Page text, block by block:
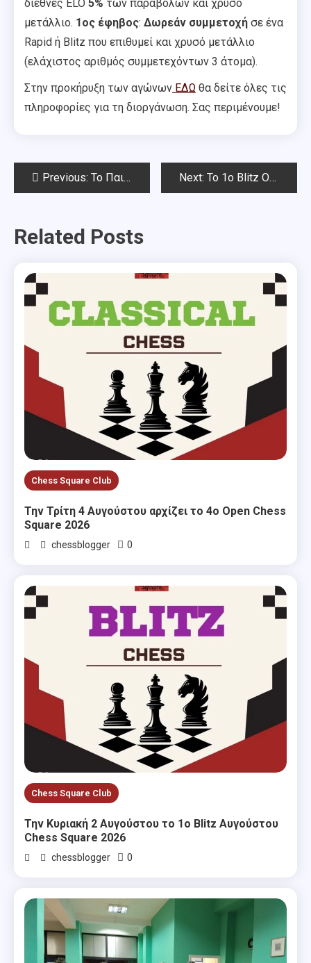
διεθνές ELO 5% των παραβόλων και χρυσό
μετάλλιο. 1ος έφηβος: Δωρεάν συμμετοχή σε ένα
Rapid ή Blitz που επιθυμεί και χρυσό μετάλλιο
(ελάχιστος αριθμός συμμετεχόντων 3 άτομα).
Στην προκήρυξη των αγώνων ΕΔΩ θα δείτε όλες τις
πληροφορίες για τη διοργάνωση. Σας περιμένουμε!
PostPrevious: Το Παιδικό-Νεανικό (κάτω των 18) Rapid Οκτωβρίου Chess Square 2024-Αποτελέσματα Next: To 1o Blitz Οκτωβρίου Chess Square 2024-Αποτελέσματα
Related Posts
Chess Square Club
Την Τρίτη 4 Αυγούστου αρχίζει το 4ο Open Chess
Square 2026
chessblogger 0
Chess Square Club
Την Κυριακή 2 Αυγούστου το 1ο Blitz Αυγούστου
Chess Square 2026
chessblogger 0